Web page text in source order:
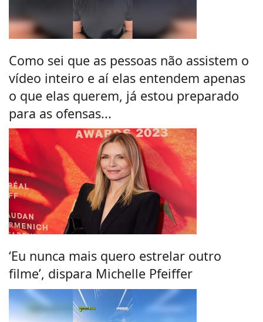
Como sei que as pessoas não assistem o
vídeo inteiro e aí elas entendem apenas
o que elas querem, já estou preparado
para as ofensas...
‘Eu nunca mais quero estrelar outro
filme’, dispara Michelle Pfeiffer